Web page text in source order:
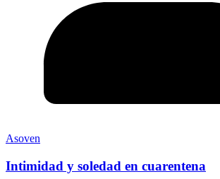
Asoven
Intimidad y soledad en cuarentena